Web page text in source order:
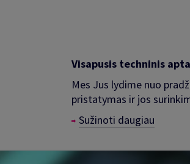
Visapusis techninis
Mes Jus lydime nuo
pristatymas ir jos
Sužinoti daugiau